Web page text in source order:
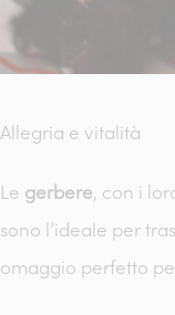
Allegria e vitalità
Le gerbere, con i
sono l’ideale per
omaggio perfetto